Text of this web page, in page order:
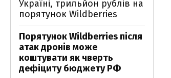
Україні, трильйон рублів на
порятунок Wildberries
Порятунок Wildberries після
атак дронів може
коштувати як чверть
дефіциту бюджету РФ